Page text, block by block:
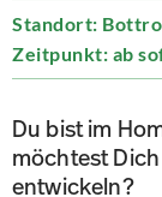
Standort:
Zeitpunkt: ab
Du bist im
möchtest
entwickeln?